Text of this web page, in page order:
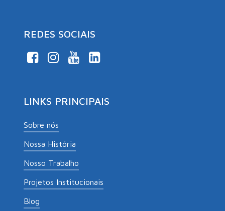
REDES SOCIAIS
LINKS PRINCIPAIS
Sobre nós
Nossa História
Nosso Trabalho
Projetos Institucionais
Blog